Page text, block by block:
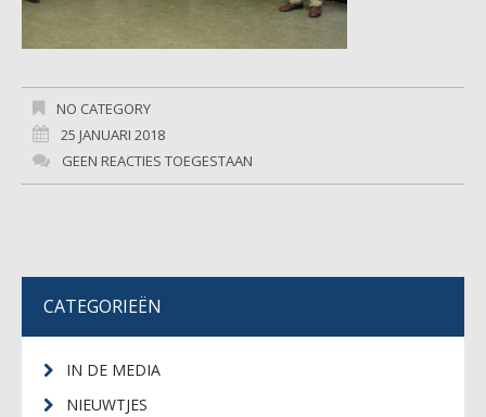
NO CATEGORY
25 JANUARI 2018
GEEN REACTIES TOEGESTAAN
CATEGORIEËN
IN DE MEDIA
NIEUWTJES